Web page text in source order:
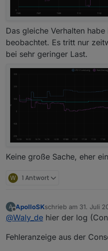
Das gleiche Verhalten
beobachtet. Es tritt nur
bei sehr geringer Last.
Keine große Sache, eher
W 1 Antwort
A
Offline
ApolloSKschrieb am 31. Juli
zuletzt editiert von
@Waly_de hier der log
Fehleranzeige aus der